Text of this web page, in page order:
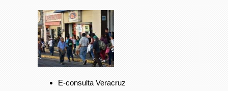
E-consulta Veracruz